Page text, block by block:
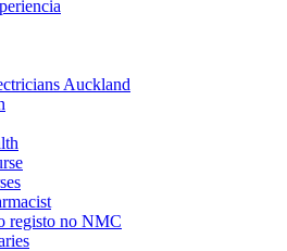
Auckland
registo no NMC